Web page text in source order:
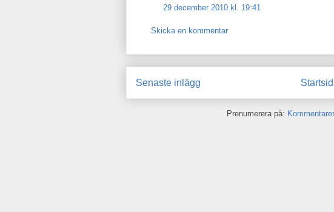
29 december 2010 kl. 19:41
Skicka en kommentar
Senaste inlägg
Prenumerera på: